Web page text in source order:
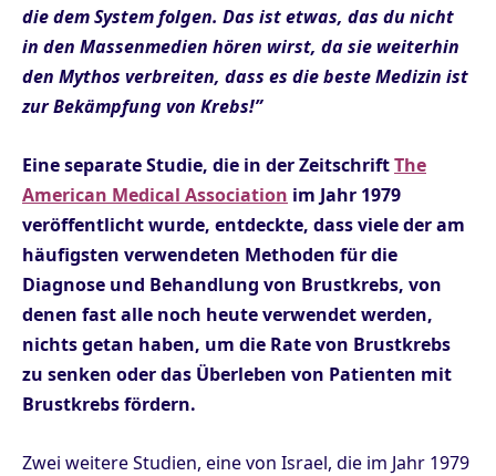
die dem System folgen. Das ist etwas, das du nicht
in den Massenmedien hören wirst, da sie weiterhin
den Mythos verbreiten, dass es die beste Medizin ist
zur Bekämpfung von Krebs!”
Eine separate Studie, die in der ZeitschriftThe
American Medical Association im Jahr 1979
veröffentlicht wurde, entdeckte, dass viele der am
häufigsten verwendeten Methoden für die
Diagnose und Behandlung von Brustkrebs, von
denen fast alle noch heute verwendet werden,
nichts getan haben, um die Rate von Brustkrebs
zu senken oder das Überleben von Patienten mit
Brustkrebs fördern.
Zwei weitere Studien, eine von Israel, die im Jahr 1979